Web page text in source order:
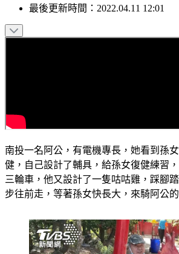
發佈時間：2022.04.10 19:50
南投一名阿公，有電機專長，她看到孫
健，自己設計了輔具，給孫女復健練習
三輪車，他又設計了一隻咕咕雞，踩腳